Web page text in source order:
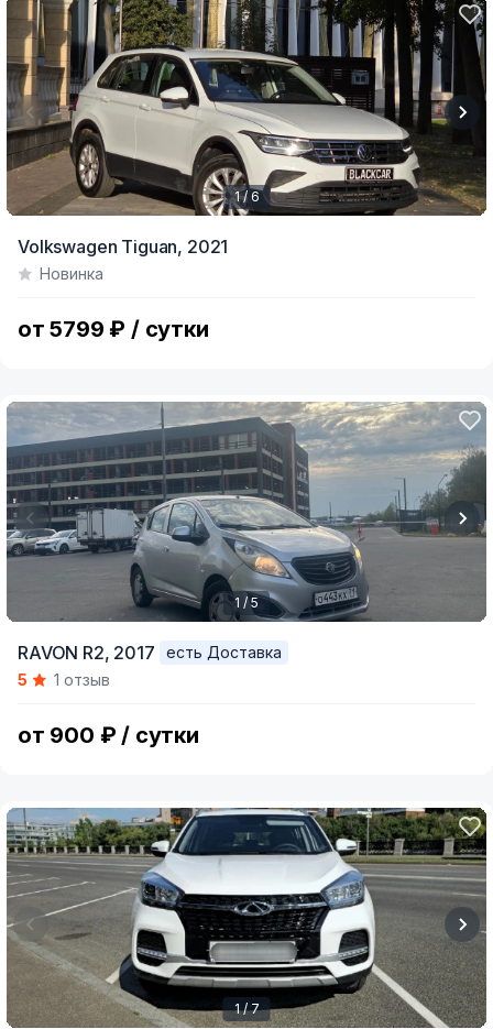
of
1 / 6
Volkswagen Tiguan, 2021
Новинка
от 5799 ₽ / сутки
of
1 / 5
RAVON R2, 2017
есть Доставка
5
1 отзыв
от 900 ₽ / сутки
1 / 7